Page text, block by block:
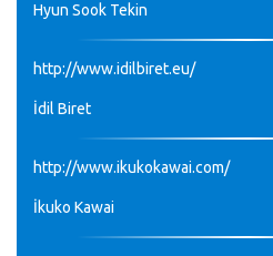
Hyun Sook Tekin
http://www.idilbiret.eu/
İdil Biret
http://www.ikukokawai.com/
İkuko Kawai